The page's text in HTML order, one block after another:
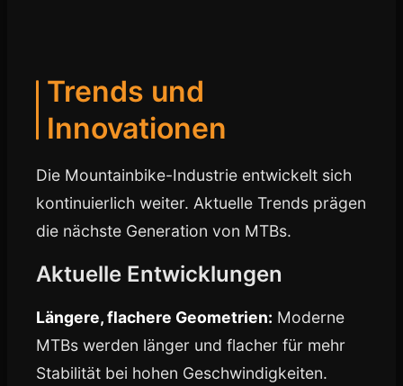
Trends und
Innovationen
Die Mountainbike-Industrie entwickelt sich
kontinuierlich weiter. Aktuelle Trends prägen
die nächste Generation von MTBs.
Aktuelle Entwicklungen
Längere, flachere Geometrien: Moderne
MTBs werden länger und flacher für mehr
Stabilität bei hohen Geschwindigkeiten.